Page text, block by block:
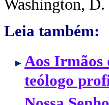
Washington,
Leia também:
Aos Irmãos
teólogo